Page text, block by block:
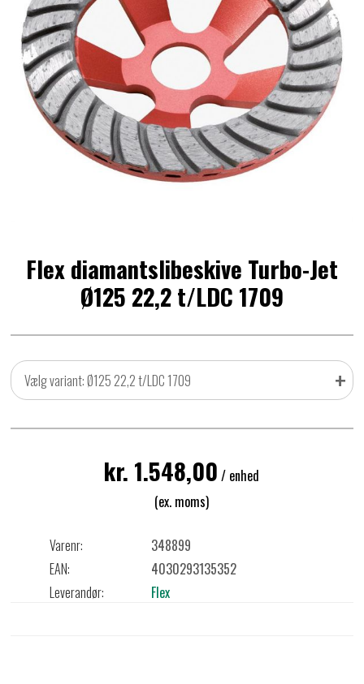
Flex diamantslibeskive Turbo-Jet
Ø125 22,2 t/LDC 1709
Vælg variant: Ø125 22,2 t/LDC 1709 +
kr. 1.548,00 / enhed
(ex. moms)
Varenr:
348899
EAN:
4030293135352
Leverandør:
Flex